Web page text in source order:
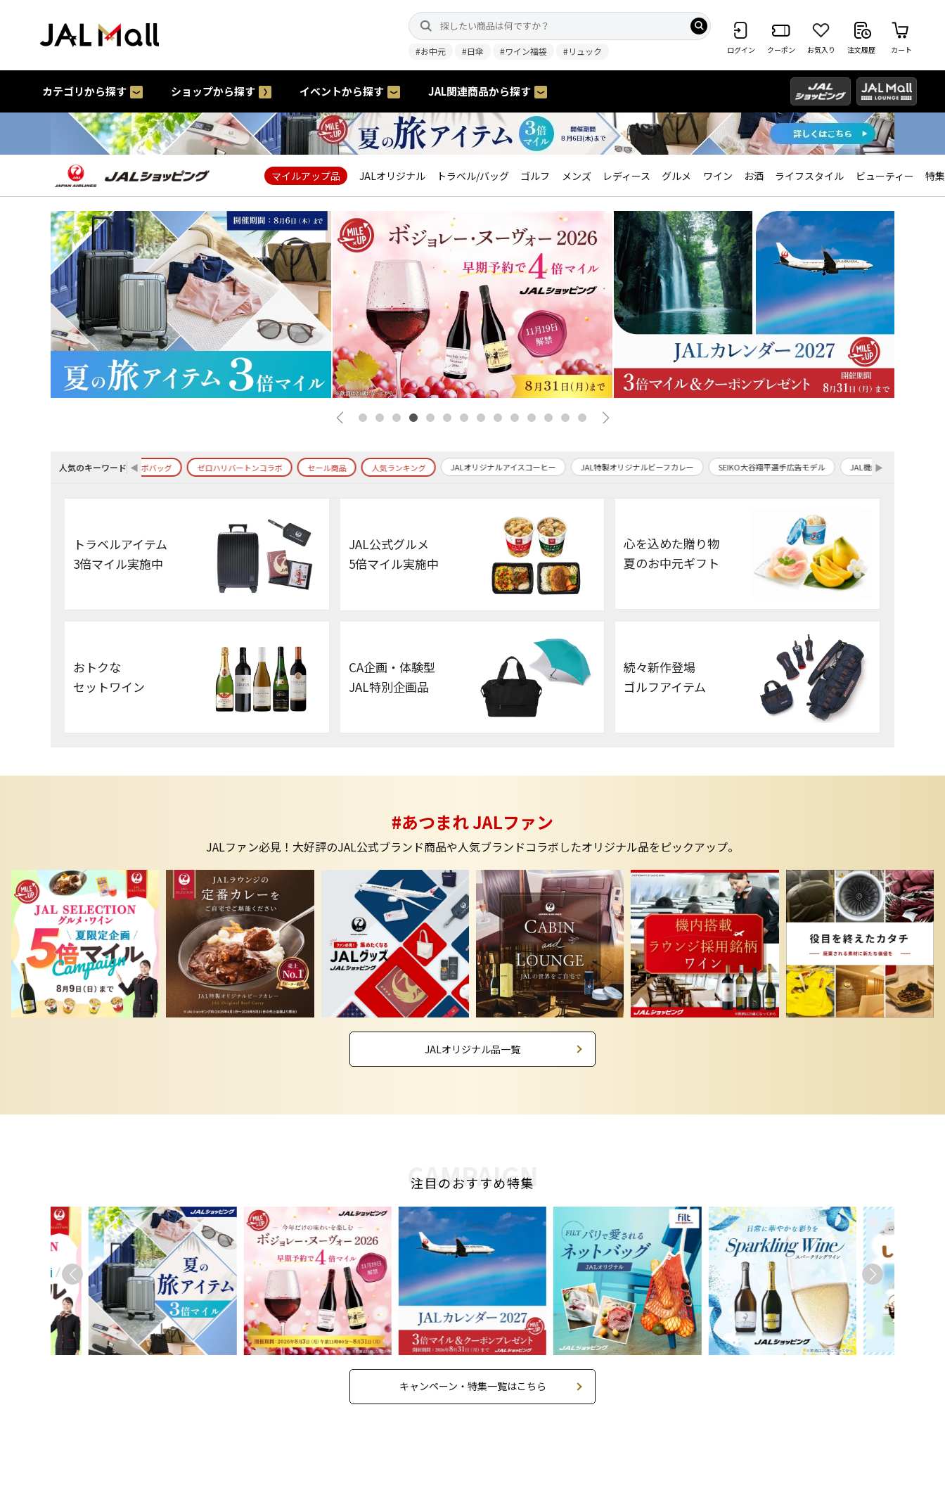
#お中元 #日傘 #ワイン福袋 #リュック ログイン クーポン お気入り 注文履歴 カート
カテゴリから探す ショップから探す イベントから探す JAL関連商品から探す
マイルアップ品 JALオリジナル トラベル/バッグ ゴルフ メンズ レディース グルメ ワイン お酒 ライフスタイル ビューティー 特集
人気のキーワード ◀
紀伊国屋コラボバッグ ゼロハリバートンコラボ セール商品 人気ランキング JALオリジナルアイスコーヒー JAL特製オリジナルビーフカレー SEIKO大谷翔平選手広告モデル JAL機内食 JAL国際線採用ワイン
▶
トラベルアイテム
3倍マイル実施中
JAL公式グルメ
5倍マイル実施中
心を込めた贈り物
夏のお中元ギフト
おトクな
セットワイン
CA企画・体験型
JAL特別企画品
続々新作登場
ゴルフアイテム
#あつまれ JALファン
JALファン必見！大好評のJAL公式ブランド商品や人気ブランドコラボしたオリジナル品をピックアップ。
JALオリジナル品一覧
CAMPAIGN
注目のおすすめ特集
キャンペーン・特集一覧はこちら